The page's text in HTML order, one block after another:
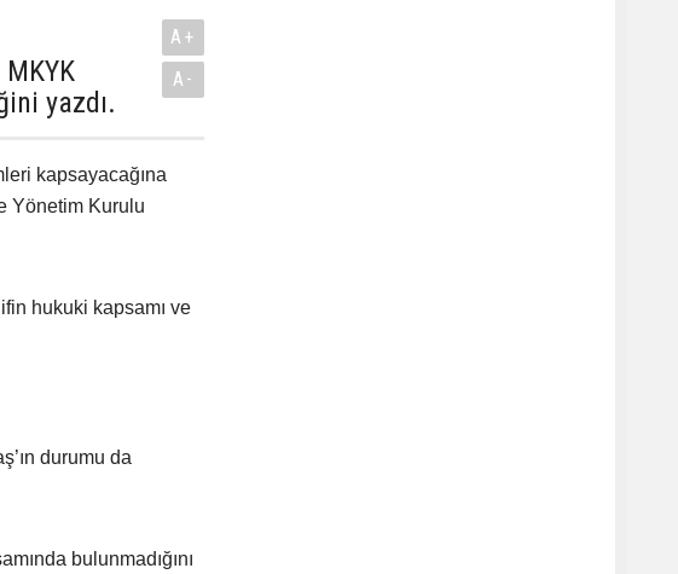
yazdı.
A+
A-
kapsayacağına
Yönetim Kurulu
hukuki kapsamı ve
durumu da
bulunmadığını